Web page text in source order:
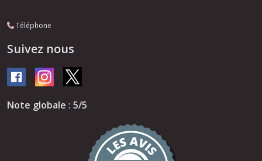
Téléphone
Suivez nous
Note globale : 5/5